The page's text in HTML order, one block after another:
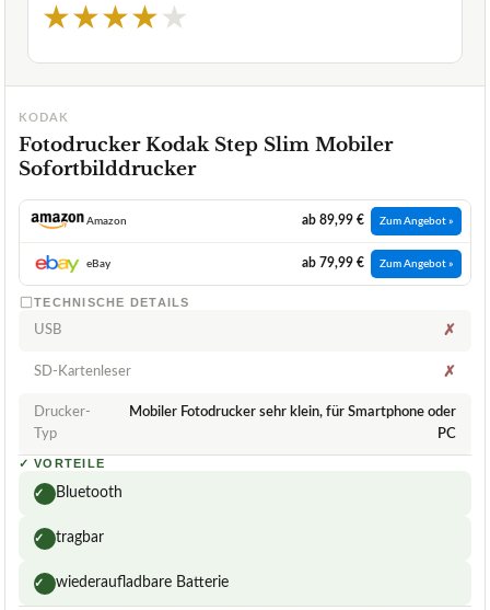
★★★★★
KODAK
Fotodrucker Kodak Step Slim Mobiler
Sofortbilddrucker
Amazon ab 89,99 € Zum Angebot »
eBay ab 79,99 € Zum Angebot »
TECHNISCHE DETAILS
USB ✗
SD-Kartenleser ✗
Drucker-
Typ
Mobiler Fotodrucker sehr klein, für Smartphone oder
PC
✓ VORTEILE
✓ Bluetooth
✓ tragbar
✓ wiederaufladbare Batterie